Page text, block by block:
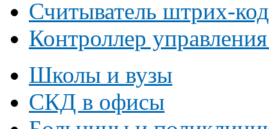
Считыватель штрих-
Контроллер
Школы и вузы
СКД в офисы